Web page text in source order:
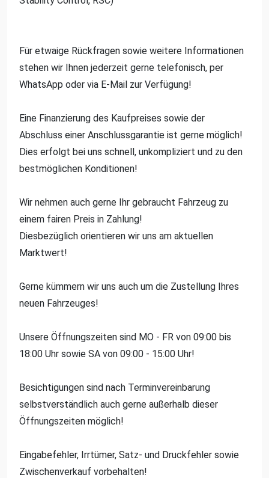
Für etwaige Rückfragen sowie weitere Informationen
stehen wir Ihnen jederzeit gerne telefonisch, per
WhatsApp oder via E-Mail zur Verfügung!
Eine Finanzierung des Kaufpreises sowie der
Abschluss einer Anschlussgarantie ist gerne möglich!
Dies erfolgt bei uns schnell, unkompliziert und zu den
bestmöglichen Konditionen!
Wir nehmen auch gerne Ihr gebraucht Fahrzeug zu
einem fairen Preis in Zahlung!
Diesbezüglich orientieren wir uns am aktuellen
Marktwert!
Gerne kümmern wir uns auch um die Zustellung Ihres
neuen Fahrzeuges!
Unsere Öffnungszeiten sind MO - FR von 09:00 bis
18:00 Uhr sowie SA von 09:00 - 15:00 Uhr!
Besichtigungen sind nach Terminvereinbarung
selbstverständlich auch gerne außerhalb dieser
Öffnungszeiten möglich!
Eingabefehler, Irrtümer, Satz- und Druckfehler sowie
Zwischenverkauf vorbehalten!